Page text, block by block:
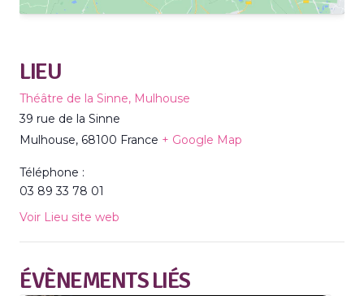
LIEU
Théâtre de la Sinne, Mulhouse
39 rue de la Sinne
Mulhouse, 68100 France + Google Map
Téléphone :
03 89 33 78 01
Voir Lieu site web
ÉVÈNEMENTS LIÉS